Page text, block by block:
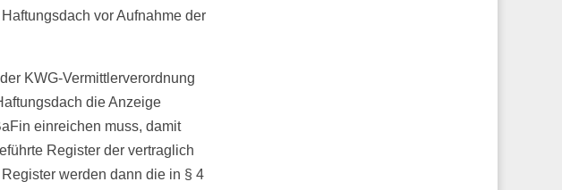
vor Aufnahme der
KWG-Vermittlerverordnung
die Anzeige
einreichen muss, damit
Register der vertraglich
werden dann die in § 4